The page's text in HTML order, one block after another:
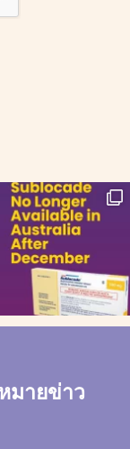
มายข่าว